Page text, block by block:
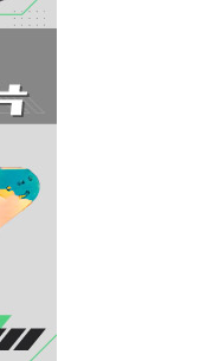
情形，本公司將視審查結果
額度並採取法律行動。